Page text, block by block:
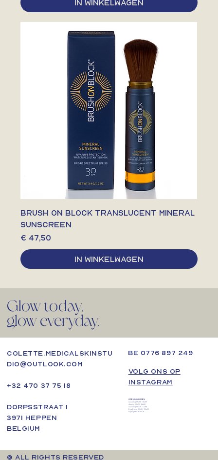
In winkelwagen
BRUSH ON BLOCK TRANSLUCENT MINERAL
SUNSCREEN
Prijs
€ 47,50
In winkelwagen
Glow today,
glow everyday.
© ALL RIGHTS RESERVED
colette.medicalskinstu
dio@outlook.com
+32 470 37 75 18
Dorpsstraat 1
3971 Heppen
Belgium
VOLG ONS OP
INSTAGRAM
OPENINGSUREN
maandag 09u00 - 18u00
dinsdag 08u30 - 18u00
woensdag 08u30 - 17u00
Donderdag 09u30 - 20u00
Vrijdag 08u30-16u30
BE 0776 897 249